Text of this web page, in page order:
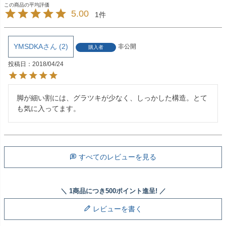
5.00 1
YMSDKA 2 購入者 非公開
投稿日 2018/04/24
脚が細い割には、グラツキが少なく、しっかした構造。とて
も気に入ってます。
すべてのレビューを見る
レビューを書く